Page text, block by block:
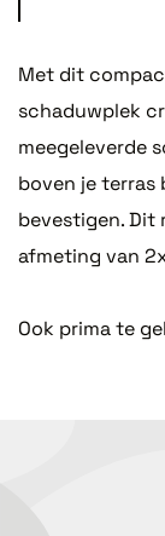
Met dit
schaduwplek
meegeleverde
boven je
bevestigen.
afmeting van
Ook prima te